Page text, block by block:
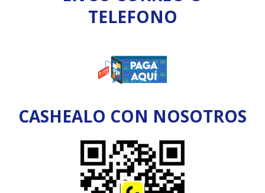
TELEFONO
CASHEALO CON NOSOTROS